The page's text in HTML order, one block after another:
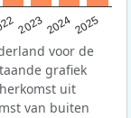
202320242025
voor de
grafiek
uit
van buiten